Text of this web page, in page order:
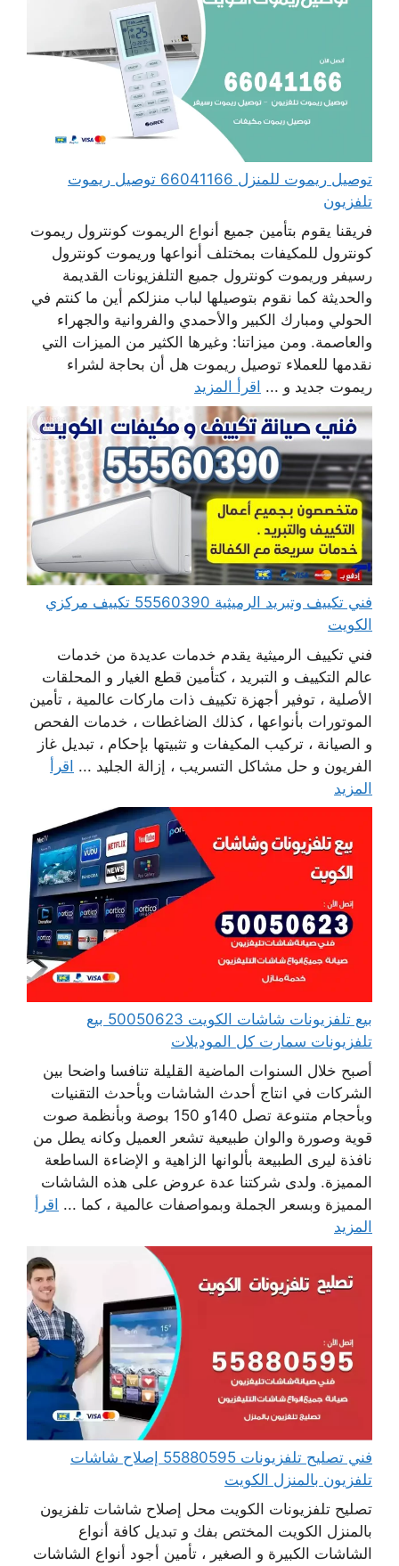
توصيل ريموت للمنزل 66041166 توصيل ريموت
تلفزيون
فريقنا يقوم بتأمين جميع أنواع الريموت كونترول ريموت
كونترول للمكيفات بمختلف أنواعها وريموت كونترول
رسيفر وريموت كونترول جميع التلفزيونات القديمة
والحديثة كما نقوم بتوصيلها لباب منزلكم أين ما كنتم في
الحولي ومبارك الكبير والأحمدي والفروانية والجهراء
والعاصمة. ومن ميزاتنا: وغيرها الكثير من الميزات التي
نقدمها للعملاء توصيل ريموت هل أن بحاجة لشراء
ريموت جديد و ... اقرأ المزيد
فني تكييف وتبريد الرميثية 55560390 تكييف مركزي
الكويت
فني تكييف الرميثية يقدم خدمات عديدة من خدمات
عالم التكييف و التبريد ، كتأمين قطع الغيار و المحلقات
الأصلية ، توفير أجهزة تكييف ذات ماركات عالمية ، تأمين
الموتورات بأنواعها ، كذلك الضاغطات ، خدمات الفحص
و الصيانة ، تركيب المكيفات و تثبيتها بإحكام ، تبديل غاز
الفريون و حل مشاكل التسريب ، إزالة الجليد ... اقرأ
المزيد
بيع تلفزيونات شاشات الكويت 50050623 بيع
تلفزيونات سمارت كل الموديلات
أصبح خلال السنوات الماضية القليلة تنافسا واضحا بين
الشركات في انتاج أحدث الشاشات وبأحدث التقنيات
وبأحجام متنوعة تصل 140و 150 بوصة وبأنظمة صوت
قوية وصورة والوان طبيعية تشعر العميل وكانه يطل من
نافذة ليرى الطبيعة بألوانها الزاهية و الإضاءة الساطعة
المميزة. ولدى شركتنا عدة عروض على هذه الشاشات
المميزة وبسعر الجملة وبمواصفات عالمية ، كما ... اقرأ
المزيد
فني تصليح تلفزيونات 55880595 إصلاح شاشات
تلفزيون بالمنزل الكويت
تصليح تلفزيونات الكويت محل إصلاح شاشات تلفزيون
بالمنزل الكويت المختص بفك و تبديل كافة أنواع
الشاشات الكبيرة و الصغير ، تأمين أجود أنواع الشاشات